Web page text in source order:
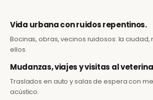
Vida urbana con ruidos repentinos.
Bocinas, obras, vecinos ruidosos: la
ellos.
Mudanzas, viajes y visitas al
Traslados en auto y salas de espera con
acústico.